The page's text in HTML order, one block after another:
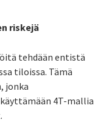
riskejä
tehdään entistä
tiloissa. Tämä
jonka
4T-mallia